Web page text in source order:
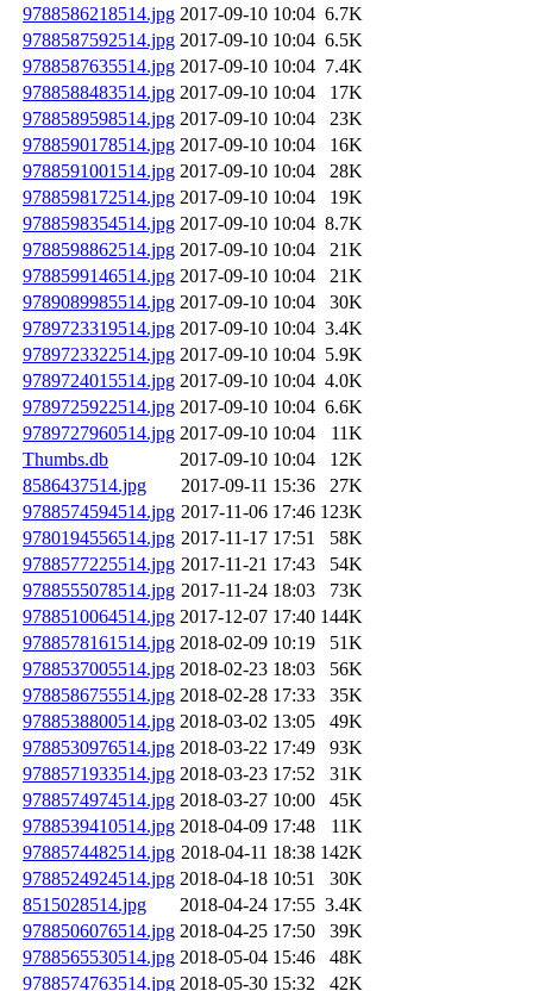
9788586218514.jpg 2017-09-10 10:04 6.7K
9788587592514.jpg 2017-09-10 10:04 6.5K
9788587635514.jpg 2017-09-10 10:04 7.4K
9788588483514.jpg 2017-09-10 10:04
17K
9788589598514.jpg 2017-09-10 10:04
23K
9788590178514.jpg 2017-09-10 10:04
16K
9788591001514.jpg 2017-09-10 10:04
28K
9788598172514.jpg 2017-09-10 10:04
19K
9788598354514.jpg 2017-09-10 10:04 8.7K
9788598862514.jpg 2017-09-10 10:04
21K
9788599146514.jpg 2017-09-10 10:04
21K
9789089985514.jpg 2017-09-10 10:04
30K
9789723319514.jpg 2017-09-10 10:04 3.4K
9789723322514.jpg 2017-09-10 10:04 5.9K
9789724015514.jpg 2017-09-10 10:04 4.0K
9789725922514.jpg 2017-09-10 10:04 6.6K
9789727960514.jpg 2017-09-10 10:04
11K
Thumbs.db
2017-09-10 10:04
12K
8586437514.jpg
2017-09-11 15:36
27K
9788574594514.jpg 2017-11-06 17:46 123K
9780194556514.jpg 2017-11-17 17:51
58K
9788577225514.jpg 2017-11-21 17:43
54K
9788555078514.jpg 2017-11-24 18:03
73K
9788510064514.jpg 2017-12-07 17:40 144K
9788578161514.jpg 2018-02-09 10:19
51K
9788537005514.jpg 2018-02-23 18:03
56K
9788586755514.jpg 2018-02-28 17:33
35K
9788538800514.jpg 2018-03-02 13:05
49K
9788530976514.jpg 2018-03-22 17:49
93K
9788571933514.jpg 2018-03-23 17:52
31K
9788574974514.jpg 2018-03-27 10:00
45K
9788539410514.jpg 2018-04-09 17:48
11K
9788574482514.jpg 2018-04-11 18:38 142K
9788524924514.jpg 2018-04-18 10:51
30K
8515028514.jpg
2018-04-24 17:55 3.4K
9788506076514.jpg 2018-04-25 17:50
39K
9788565530514.jpg 2018-05-04 15:46
48K
9788574763514.jpg 2018-05-30 15:32 42K